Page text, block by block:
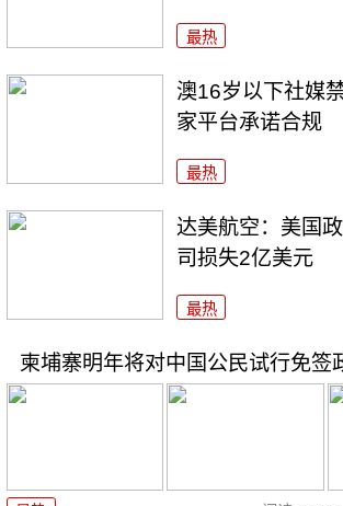
最热
澳16岁以下社媒
家平台承诺合规
最热
达美航空：美国
司损失2亿美元
最热
柬埔寨明年将对中国公民试行免签